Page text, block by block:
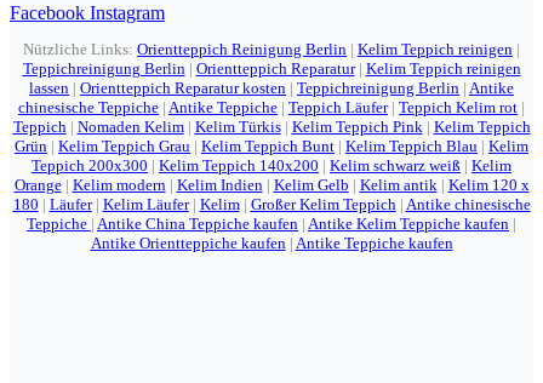
Facebook Instagram
Nützliche Links: Orientteppich Reinigung Berlin | Kelim Teppich reinigen |
Teppichreinigung Berlin | Orientteppich Reparatur| Kelim Teppich reinigen
lassen | Orientteppich Reparatur kosten | Teppichreinigung Berlin | Antike
chinesische Teppiche | Antike Teppiche | Teppich Läufer| Teppich Kelim rot |
Teppich | Nomaden Kelim| Kelim Türkis| Kelim Teppich Pink | Kelim Teppich
Grün | Kelim Teppich Grau | Kelim Teppich Bunt | Kelim Teppich Blau | Kelim
Teppich 200x300 | Kelim Teppich 140x200 | Kelim schwarz weiß | Kelim
Orange| Kelim modern | Kelim Indien | Kelim Gelb | Kelim antik | Kelim 120 x
180 | Läufer| Kelim Läufer| Kelim| Großer Kelim Teppich | Antike chinesische
Teppiche | Antike China Teppiche kaufen | Antike Kelim Teppiche kaufen |
Antike Orientteppiche kaufen | Antike Teppiche kaufen